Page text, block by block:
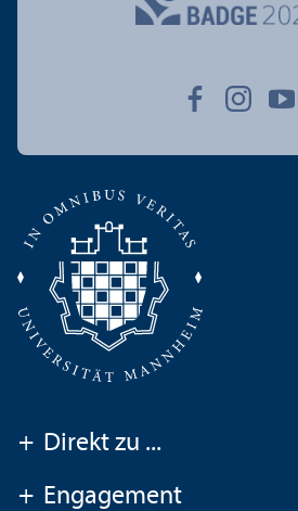
+ Direkt zu ...
+ Engagement